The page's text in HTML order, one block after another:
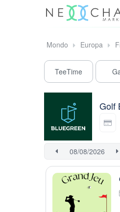
Mondo Europa
TeeTime
Golf